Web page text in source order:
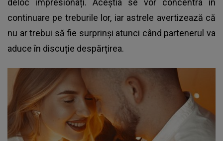
deloc impresionați. Aceștia se vor concentra în
continuare pe treburile lor, iar astrele avertizează că
nu ar trebui să fie surprinși atunci când partenerul va
aduce în discuție despărțirea.